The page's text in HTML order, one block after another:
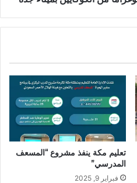
تعليم مكة ينفذ‏ مشروع “المسعف
المدرسي”
فبراير 9, 2025